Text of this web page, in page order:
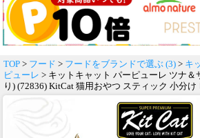
TOP > フード > フードをブランドで選ぶ (3) > キ
ピューレ > キットキャット パーピューレ ツナ＆
り) (72836) KitCat 猫用おやつ スティック 小分